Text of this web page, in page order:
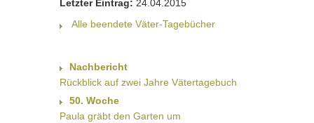
Letzter Eintrag: 24.04.2015
Alle beendete Väter-Tagebücher
Nachbericht
Rückblick auf zwei Jahre Vätertagebuch
50. Woche
Paula gräbt den Garten um